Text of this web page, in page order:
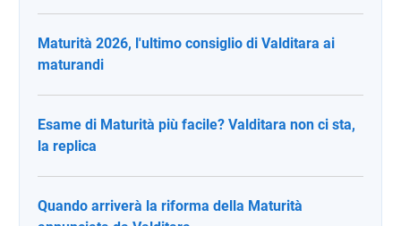
Maturità 2026, l'ultimo consiglio di Valditara ai
maturandi
Esame di Maturità più facile? Valditara non ci sta,
la replica
Quando arriverà la riforma della Maturità